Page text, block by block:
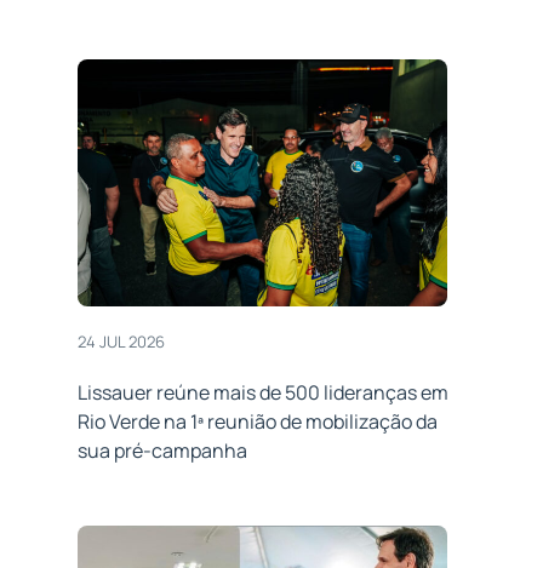
24 JUL 2026
Lissauer reúne mais de 500 lideranças em
Rio Verde na 1ª reunião de mobilização da
sua pré-campanha